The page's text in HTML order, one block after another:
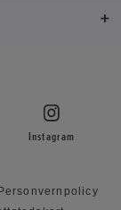
Instagram
Personvernpolicy